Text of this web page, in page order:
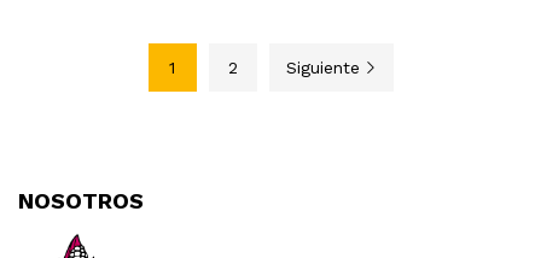
1 2 Siguiente
NOSOTROS